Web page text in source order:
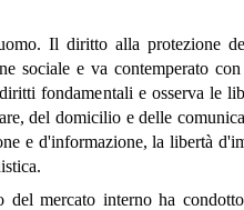
Il diritto alla protezione
sociale e va contemperato
fondamentali e osserva le
del domicilio e delle
e d'informazione, la libertà
del mercato interno ha